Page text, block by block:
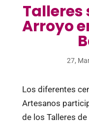
Talleres
Arroyo
27,
Los diferentes
Artesanos
de los Talleres